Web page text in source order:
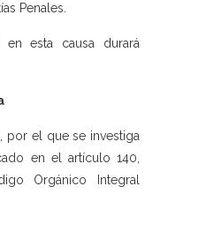
Penales.
en esta causa durará
por el que se investiga
en el artículo 140,
Orgánico Integral